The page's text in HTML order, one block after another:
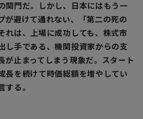
関門だ。しかし、日本にはもう一
が避けて通れない、「第二の死の
れは、上場に成功しても、株式市
し手である、機関投資家からの支
が止まってしまう現象だ。スタート
長を続けて時価総額を増やしてい
する。